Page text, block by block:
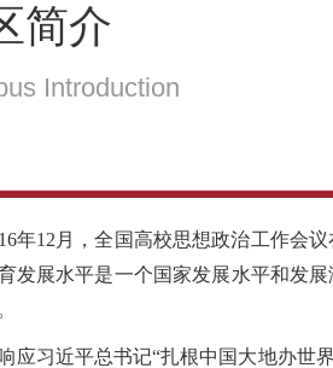
简介
Introduction
12月，全国高校思想政治工作会议
发展水平是一个国家发展水平和发
习近平总书记“扎根中国大地办世界